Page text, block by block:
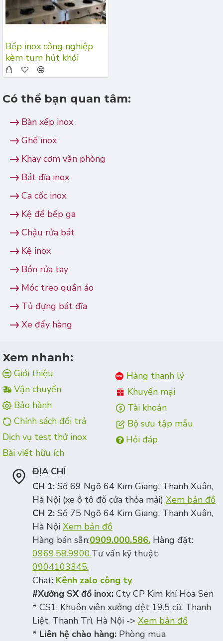
Bếp inox công nghiệp
kèm tum hút khói
Có thể bạn quan tâm:
Bàn xếp inox
Ghế inox
Khay cơm văn phòng
Bát đĩa inox
Ca cốc inox
Kệ để bếp ga
Chậu rửa bát
Kệ inox
Bồn rửa tay
Móc treo quần áo
Tủ đựng bát đĩa
Xe đẩy hàng
Xem nhanh:
Giới thiệu
Vận chuyển
Bảo hành
Chính sách đổi trả
Dịch vụ test thử inox
Bài viết hữu ích
Hàng thanh lý
Khuyến mại
Tài khoản
Bộ sưu tập mẫu
Hỏi đáp
ĐỊA CHỈ
CH 1: Số 69 Ngõ 64 Kim Giang, Thanh Xuân,
Hà Nội (xe ô tô đỗ cửa thỏa mái) Xem bản đồ
CH 2: Số 75 Ngõ 64 Kim Giang, Thanh Xuân,
Hà Nội Xem bản đồ
Hàng bán sẵn:0909.000.586. Hàng đặt:
0969.58.9900.Tư vấn kỹ thuật:
0904103345.
Chat: Kênh zalo công ty
#Xưởng SX đồ inox: Cty CP Kim khí Hoa Sen
* CS1: Khuôn viên xưởng dệt 19.5 cũ, Thanh
Liệt, Thanh Trì, Hà Nội -> Xem bản đồ
* Liên hệ chào hàng: Phòng mua